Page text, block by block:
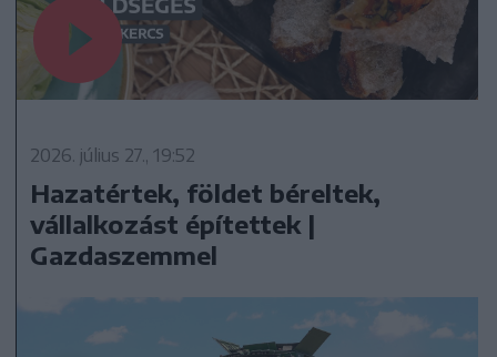
2026. július 27., 19:52
Hazatértek, földet béreltek,
vállalkozást építettek |
Gazdaszemmel